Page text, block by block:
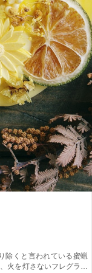
火を灯さないフレグラン